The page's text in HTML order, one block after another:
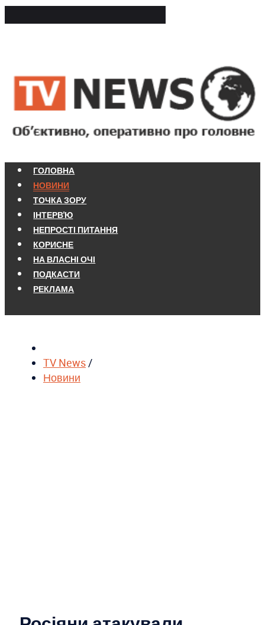
ГОЛОВНА
НОВИНИ
ТОЧКА ЗОРУ
ІНТЕРВ'Ю
НЕПРОСТІ ПИТАННЯ
КОРИСНЕ
НА ВЛАСНІ ОЧІ
ПОДКАСТИ
РЕКЛАМА
TV News/
Новини